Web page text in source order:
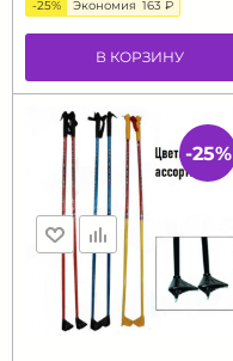
-25% Экономия 163 ₽
В КОРЗИНУ
-25%